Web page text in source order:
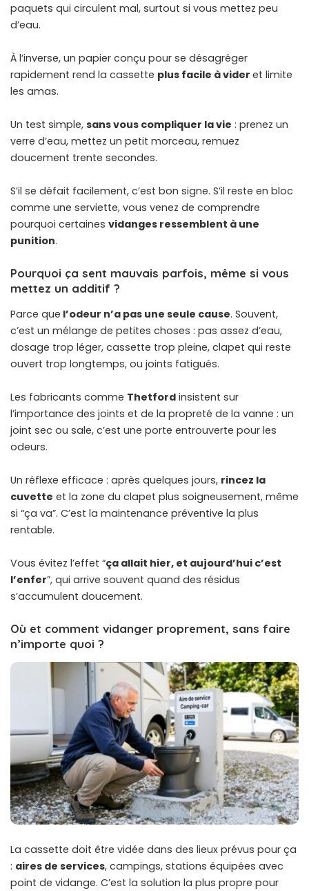
paquets qui circulent mal, surtout si vous mettez peu
d’eau.
À l’inverse, un papier conçu pour se désagréger
rapidement rend la cassette plus facile à vider et limite
les amas.
Un test simple, sans vous compliquer la vie : prenez un
verre d’eau, mettez un petit morceau, remuez
doucement trente secondes.
S’il se défait facilement, c’est bon signe. S’il reste en bloc
comme une serviette, vous venez de comprendre
pourquoi certaines vidanges ressemblent à une
punition.
Pourquoi ça sent mauvais parfois, même si vous
mettez un additif ?
Parce que l’odeur n’a pas une seule cause. Souvent,
c’est un mélange de petites choses : pas assez d’eau,
dosage trop léger, cassette trop pleine, clapet qui reste
ouvert trop longtemps, ou joints fatigués.
Les fabricants comme Thetford insistent sur
l’importance des joints et de la propreté de la vanne : un
joint sec ou sale, c’est une porte entrouverte pour les
odeurs.
Un réflexe efficace : après quelques jours, rincez la
cuvette et la zone du clapet plus soigneusement, même
si “ça va”. C’est la maintenance préventive la plus
rentable.
Vous évitez l’effet “ça allait hier, et aujourd’hui c’est
l’enfer”, qui arrive souvent quand des résidus
s’accumulent doucement.
Où et comment vidanger proprement, sans faire
n’importe quoi ?
La cassette doit être vidée dans des lieux prévus pour ça
: aires de services, campings, stations équipées avec
point de vidange. C’est la solution la plus propre pour